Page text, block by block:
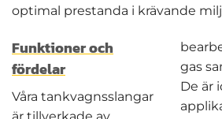
optimal prestanda i krävande
Funktioner och
fördelar
Våra tankvagnsslangar
gas
De är